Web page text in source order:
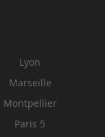
Lyon
Marseille
Montpellier
Paris 5